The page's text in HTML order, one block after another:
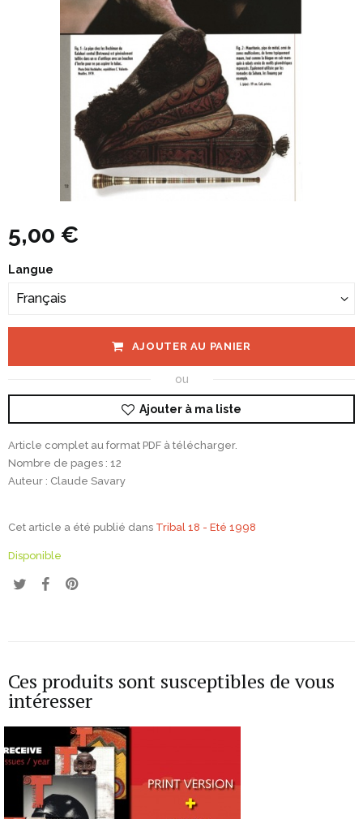
5,00 €
Langue
Français
AJOUTER AU PANIER
ou
Ajouter à ma liste
Article complet au format PDF à télécharger.
Nombre de pages : 12
Auteur : Claude Savary
Cet article a été publié dans Tribal 18 - Eté 1998
Disponible
Ces produits sont susceptibles de vous
intéresser